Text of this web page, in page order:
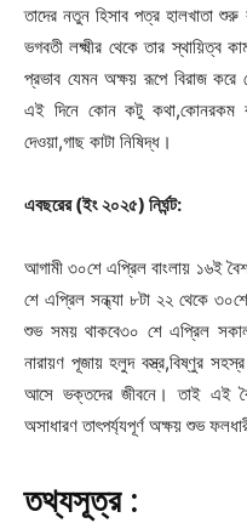
তাদের নতুন হিসাব পত্র হালখাতা শুরু
ভগবতী লক্ষ্মীর থেকে তার স্থায়িত্ব
প্রভাব যেমন অক্ষয় রূপে বিরাজ
এই দিনে কোন কটু কথা,কোনরকম
দেওয়া,গাছ কাটা নিষিদ্ধ।
এবছরের (ইং ২০২৫) নির্ঘন্ট:
আগামী ৩০শে এপ্রিল বাংলায় ১৬ই
শে এপ্রিল সন্ধ্যা ৮টা ২২ থেকে
শুভ সময় থাকবে৩০ শে এপ্রিল
নারায়ণ পূজায় হলুদ বস্ত্র,বিষ্ণুর
আসে ভক্তদের জীবনে। তাই এই
অসাধারণ তাৎপর্য্যপূর্ণ অক্ষয় শুভ
তথ্যসূত্র :